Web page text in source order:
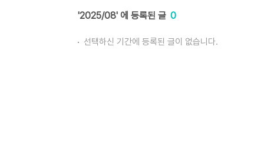
2025/08 0
선택하신 기간에 등록된 글이 없습니다.